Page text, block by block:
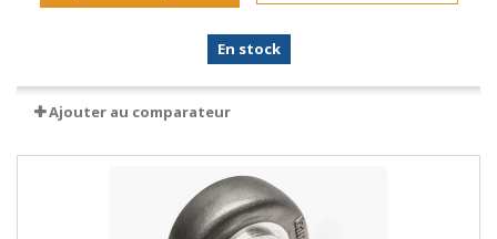
En stock
Ajouter au comparateur